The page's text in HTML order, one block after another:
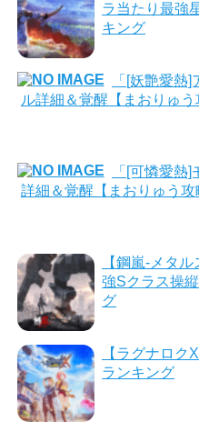
ラ当たり最強
キング
「[妖艶愛熱
ル詳細＆覚醒【まおりゅう
「[可憐愛熱
詳細＆覚醒【まおりゅう攻
【鋼嵐-メタ
強Sクラス操
グ
【ラグナロク
ランキング